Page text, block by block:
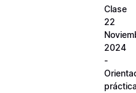
Clase
22
2024
-